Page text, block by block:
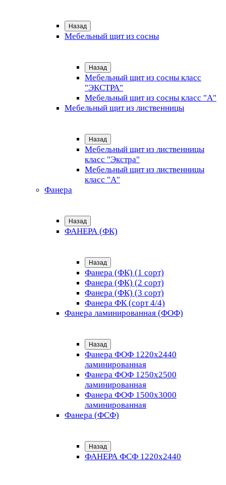
Назад
Мебельный щит из сосны
Назад
Мебельный щит из сосны класс
"ЭКСТРА"
Мебельный щит из сосны класс "А"
Мебельный щит из лиственницы
Назад
Мебельный щит из лиственницы
класс "Экстра"
Мебельный щит из лиственницы
класс "А"
Фанера
Назад
ФАНЕРА (ФК)
Назад
Фанера (ФК) (1 сорт)
Фанера (ФК) (2 сорт)
Фанера (ФК) (3 сорт)
Фанера ФК (сорт 4/4)
Фанера ламинированная (ФОФ)
Назад
Фанера ФОФ 1220x2440
ламинированная
Фанера ФОФ 1250x2500
ламинированная
Фанера ФОФ 1500x3000
ламинированная
Фанера (ФСФ)
Назад
ФАНЕРА ФСФ 1220х2440